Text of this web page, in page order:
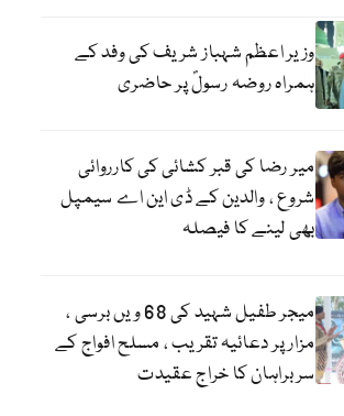
وزیر اعظم شہباز شریف کی وفد کے
ہمراہ روضہ رسولؐ پر حاضری
میر رضا کی قبر کشائی کی کارروائی
شروع ، والدین کے ڈی این اے سیمپل
بھی لینے کا فیصلہ
میجر طفیل شہید کی 68 ویں برسی ،
مزار پر دعائیہ تقریب ، مسلح افواج کے
سربراہان کا خراج عقیدت